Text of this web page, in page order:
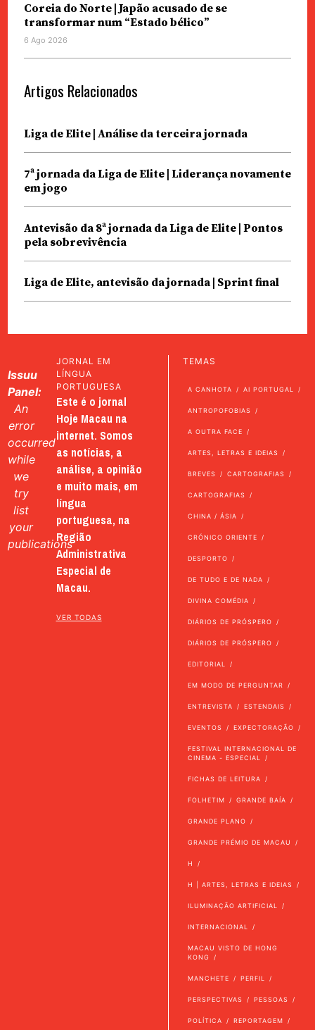
Coreia do Norte | Japão acusado de se
transformar num “Estado bélico”
6 Ago 2026
Artigos Relacionados
Liga de Elite | Análise da terceira jornada
7ª jornada da Liga de Elite | Liderança novamente
em jogo
Antevisão da 8ª jornada da Liga de Elite | Pontos
pela sobrevivência
Liga de Elite, antevisão da jornada | Sprint final
Issuu
Panel:
An
error
occurred
while
we
try
list
your
publications
JORNAL EM
LÍNGUA
PORTUGUESA
Este é o jornal
Hoje Macau na
internet. Somos
as notícias, a
análise, a opinião
e muito mais, em
língua
portuguesa, na
Região
Administrativa
Especial de
Macau.
VER TODAS
TEMAS
A CANHOTA AI PORTUGAL
ANTROPOFOBIAS
A OUTRA FACE
ARTES, LETRAS E IDEIAS
BREVES CARTOGRAFIAS
CARTOGRAFIAS
CHINA / ÁSIA
CRÓNICO ORIENTE
DESPORTO
DE TUDO E DE NADA
DIVINA COMÉDIA
DIÁRIOS DE PRÓSPERO
DIÁRIOS DE PRÓSPERO
EDITORIAL
EM MODO DE PERGUNTAR
ENTREVISTA ESTENDAIS
EVENTOS EXPECTORAÇÃO
FESTIVAL INTERNACIONAL DE
CINEMA - ESPECIAL
FICHAS DE LEITURA
FOLHETIM GRANDE BAÍA
GRANDE PLANO
GRANDE PRÉMIO DE MACAU
H
H | ARTES, LETRAS E IDEIAS
ILUMINAÇÃO ARTIFICIAL
INTERNACIONAL
MACAU VISTO DE HONG
KONG
MANCHETE PERFIL
PERSPECTIVAS PESSOAS
POLÍTICA REPORTAGEM